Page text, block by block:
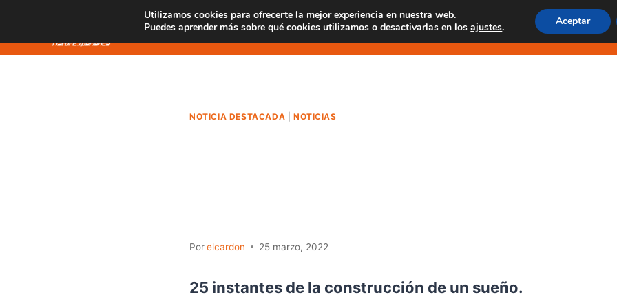
contenido
SENDERISMO EN MASCA EXPERIENCIAS EN TENO
NOTICIA DESTACADA NOTICIAS
Porelcardon 25 marzo, 2022
25 instantes de la construcción de un sueño.
Utilizamos cookies para ofrecerte la mejor experiencia en nuestra web.
Puedes aprender más sobre qué cookies utilizamos o desactivarlas en losajustes. Aceptar